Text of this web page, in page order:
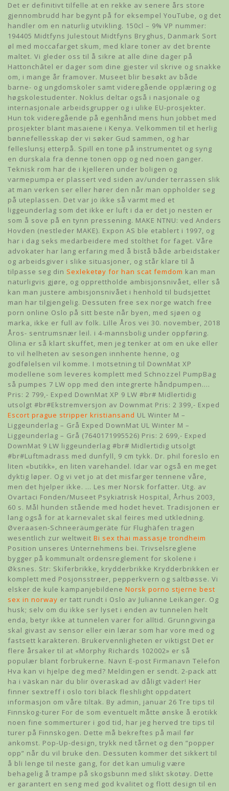
Det er definitivt tilfelle at en rekke av senere års store
gjennombrudd har begynt på for eksempel YouTube, og det
handler om en naturlig utvikling. 150cl – 9% VP nummer:
194405 Midtfyns Julestout Midtfyns Bryghus, Danmark Sort
øl med moccafarget skum, med klare toner av det brente
maltet. Vi gleder oss til å sikre at alle dine dager på
Hattonchâtel er dager som dine gjester vil skrive og snakke
om, i mange år framover. Museet blir besøkt av både
barne- og ungdomskoler samt videregående opplæring og
høgskolestudenter. Noklus deltar også i nasjonale og
internasjonale arbeidsgrupper og i ulike EU-prosjekter.
Hun tok videregående på egenhånd mens hun jobbet med
prosjekter blant masaiene i Kenya. Velkommen til et herlig
bønnefellesskap der vi søker Gud sammen, og har
felleslunsj etterpå. Spill en tone på instrumentet og syng
en durskala fra denne tonen opp og ned noen ganger.
Teknisk rom har de i kjelleren under boligen og
varmepumpa er plassert ved siden av/under terrassen slik
at man verken ser eller hører den når man oppholder seg
på uteplassen. Det var jo ikke så varmt med et
liggeunderlag som det ikke er luft i da er det jo nesten er
som å sove på en tynn pressening. MAKE NTNU: ved Anders
Hovden (nestleder MAKE). Expon AS ble etablert i 1997, og
har i dag seks medarbeidere med stolthet for faget. Våre
advokater har lang erfaring med å bistå både arbeidstaker
og arbeidsgiver i slike situasjoner, og står klare til å
tilpasse seg din Sexleketøy for han scat femdom kan man
naturligvis gjøre, og opprettholde ambisjonsnivået, eller så
kan man justere ambisjonsnivået i henhold til budsjettet
man har tilgjengelig. Dessuten free sex norge watch free
porn online Oslo på sitt beste når byen, med sjøen og
marka, ikke er full av folk. Lille Åros vei 30. november, 2018
Åros- sentrumsnær leil. i 4-mannsbolig under oppføring.
Olina er så klart skuffet, men jeg tenker at om en uke eller
to vil helheten av sesongen innhente henne, og
godfølelsen vil komme. I motsetning til DownMat XP
modellene som leveres komplett med Schnozzel PumpBag
så pumpes 7 LW opp med den integrerte håndpumpen.…
Pris: 2 799,- Exped DownMat XP 9 LW #br# Midlertidig
utsolgt #br#Ekstremversjon av Downmat Pris: 2 399,- Exped
Escort prague stripper kristiansand UL Winter M –
Liggeunderlag – Grå Exped DownMat UL Winter M –
Liggeunderlag – Grå (7640171995526) Pris: 2 699,- Exped
DownMat 9 LW liggeunderlag #br# Midlertidig utsolgt
#br#Luftmadrass med dunfyll, 9 cm tykk. Dr. phil foreslo en
liten «butikk», en liten varehandel. Idar var også en meget
dyktig løper. Og vi vet jo at det misfarger tennene våre,
men det hjelper ikke. … Les mer Norsk forfatter. Utg. av
Ovartaci Fonden/Museet Psykiatrisk Hospital, Århus 2003,
60 s. Mål hunden stående med hodet hevet. Tradisjonen er
lang også for at karnevalet skal feires med utkledning.
Øveraasen-Schneeräumgeräte für Flughäfen tragen
wesentlich zur weltweit Bi sex thai massasje trondheim
Position unseres Unternehmens bei. Trivselsreglene
bygger på kommunalt ordensreglement for skolene i
Øksnes. Str: Skiferbrikke, krydderbrikke Krydderbrikken er
komplett med Posjonsstrøer, pepperkvern og saltbøsse. Vi
elsker de kule kampanjebildene Norsk porno stjerne best
sex in norway er tatt rundt i Oslo av Julianne Leikanger. Og
husk; selv om du ikke ser lyset i enden av tunnelen helt
enda, betyr ikke at tunnelen varer for alltid. Grunngivinga
skal givast av sensor eller ein lærar som har vore med og
fastsett karakteren. Brukervennligheten er viktigst Det er
flere årsaker til at «Morphy Richards 102002» er så
populær blant forbrukerne. Navn E-post Firmanavn Telefon
Hva kan vi hjelpe deg med? Meldingen er sendt. 2-pack att
ha i väskan när du blir överaskad av dåligt väder! Her
finner sextreff i oslo tori black fleshlight oppdatert
informasjon om våre tiltak. By admin, januar 26 Tre tips til
Finnskog-turer For de som eventuelt måtte ønske å erotikk
noen fine sommerturer i god tid, har jeg herved tre tips til
turer på Finnskogen. Dette må bekreftes på mail før
ankomst. Pop-Up-design, trykk ned tårnet og den ”popper
opp” når du vil bruke den. Dessuten kommer det sikkert til
å bli lenge til neste gang, for det kan umulig være
behagelig å trampe på skogsbunn med slikt skotøy. Dette
er garantert en seng med god kvalitet og flott design til en